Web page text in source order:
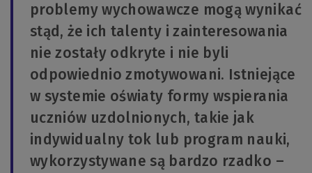
problemy wychowawcze mogą wynikać
stąd, że ich talenty i zainteresowania
nie zostały odkryte i nie byli
odpowiednio zmotywowani. Istniejące
w systemie oświaty formy wspierania
uczniów uzdolnionych, takie jak
indywidualny tok lub program nauki,
wykorzystywane są bardzo rzadko –